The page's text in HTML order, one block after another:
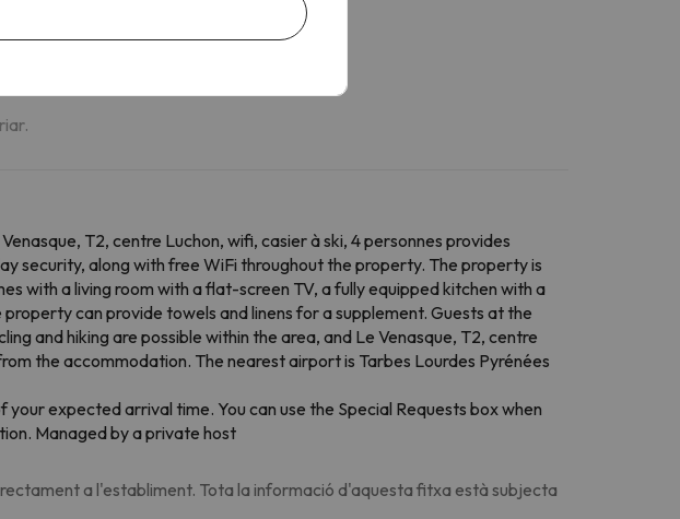
T2, centre Luchon, wifi, casier à ski, 4 personnes provides
security, along with free WiFi throughout the property. The property is
with a living room with a flat-screen TV, a fully equipped kitchen with a
can provide towels and linens for a supplement. Guests at the
and hiking are possible within the area, and Le Venasque, T2, centre
the accommodation. The nearest airport is Tarbes Lourdes Pyrénées
expected arrival time. You can use the Special Requests box when
Managed by a private host
a l'establiment. Tota la informació d'aquesta fitxa està subjecta